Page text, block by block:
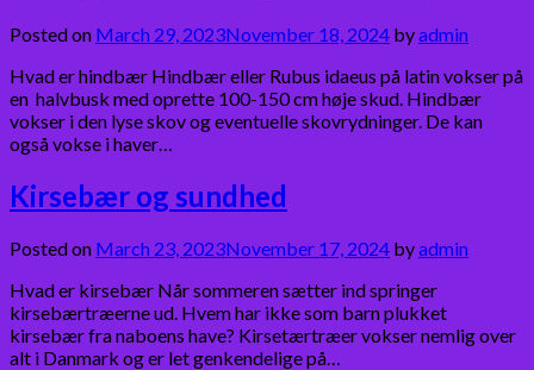
Posted on March 29, 2023November 18, 2024 byadmin
Hvad er hindbær Hindbær eller Rubus idaeus på latin vokser på
en halvbusk med oprette 100-150 cm høje skud. Hindbær
vokser i den lyse skov og eventuelle skovrydninger. De kan
også vokse i haver…
Kirsebær og sundhed
Posted on March 23, 2023November 17, 2024 byadmin
Hvad er kirsebær Når sommeren sætter ind springer
kirsebærtræerne ud. Hvem har ikke som barn plukket
kirsebær fra naboens have? Kirsetærtræer vokser nemlig over
alt i Danmark og er let genkendelige på…